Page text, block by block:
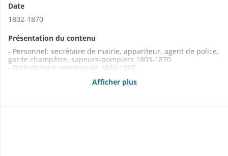
Date
1802-1870
Présentation du contenu
- Personnel: secrétaire de mairie, appariteur, agent de police,
garde champêtre, sapeurs-pompiers 1803-1870
- Bibliothèque communale 1864-1865
- Instruction publique: instituteurs et cours d'adultes 1840-
Afficher plus